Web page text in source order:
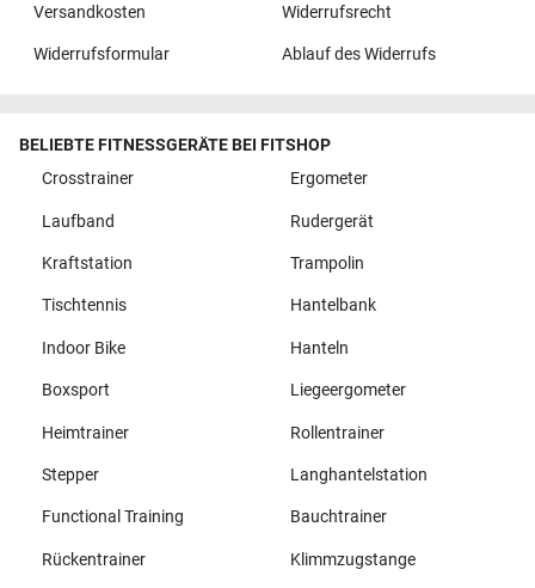
Versandkosten Widerrufsrecht
Widerrufsformular Ablauf des Widerrufs
BELIEBTE FITNESSGERÄTE BEI FITSHOP
Crosstrainer
Ergometer
Laufband Rudergerät
Kraftstation Trampolin
Tischtennis Hantelbank
Indoor Bike Hanteln
Boxsport Liegeergometer
Heimtrainer Rollentrainer
Stepper Langhantelstation
Functional Training Bauchtrainer
Rückentrainer Klimmzugstange